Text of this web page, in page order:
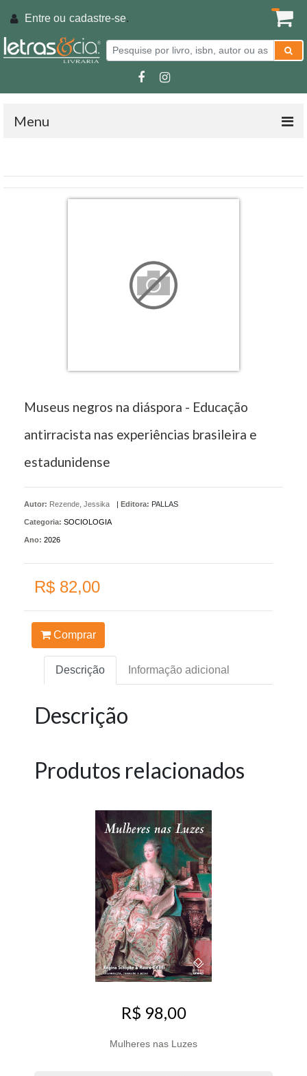
Entre ou cadastre-se.
Menu
Museus negros na diáspora - Educação
antirracista nas experiências brasileira e
estadunidense
Autor: Rezende, Jessika | Editora: PALLAS
Categoria: SOCIOLOGIA
Ano: 2026
R$ 82,00
Comprar
Descrição Informação adicional
Descrição
Produtos relacionados
R$ 98,00
Mulheres nas Luzes